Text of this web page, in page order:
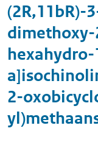
(2R,11bR)-
2-